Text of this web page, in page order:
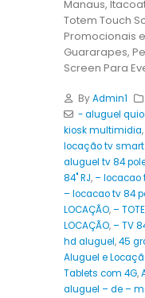
Manaus,
Totem Touch
Promocionais
Guararapes,
Screen Para
ByAdmin1
- aluguel
kiosk multimidia,
locação tv smart
aluguel tv 84
84" RJ,– locacao
– locacao tv 84
LOCAÇÃO,–
LOCAÇÃO,– TV
hd aluguel,45
Aluguel e
Tablets com 4G,
aluguel – de –